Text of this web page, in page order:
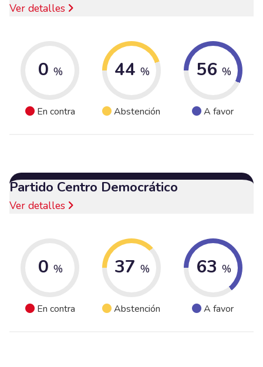
Ver detalles
0 %
En contra
44 %
Abstención
56 %
A favor
Partido Centro Democrático
Ver detalles
0 %
En contra
37 %
Abstención
63 %
A favor